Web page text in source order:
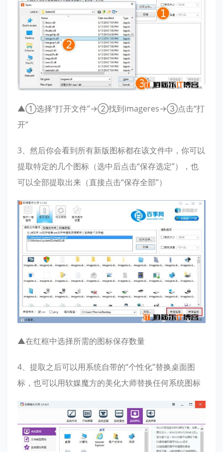
▲①选择“打开文件”→②找到imageres→③点击“打
开”
3、然后你会看到所有新版图标都在该文件中，你可以
提取特定的几个图标（选中后点击“保存选定”），也
可以全部提取出来（直接点击“保存全部”）
▲在红框中选择所需的图标保存数量
4、提取之后可以用系统自带的“个性化”替换桌面图
标，也可以用软媒魔方的美化大师替换任何系统图标